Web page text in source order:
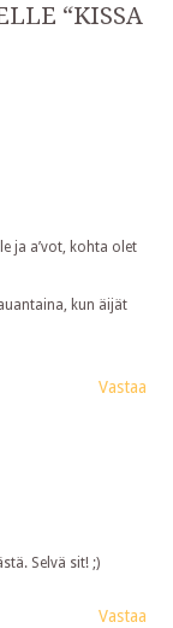
“KISSA
ja a’vot, kohta olet
kun äijät
Vastaa
Selvä sit! ;)
Vastaa